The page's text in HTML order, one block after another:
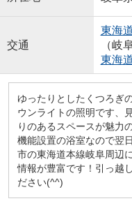
交通
東海
（岐
東海
ゆったりとしたくつろぎ
ウンライトの照明です、
りのあるスペースが魅力
機能設置の浴室なので翌
市の東海道本線岐阜周辺
情報が豊富です！引っ越
ださい(^^)